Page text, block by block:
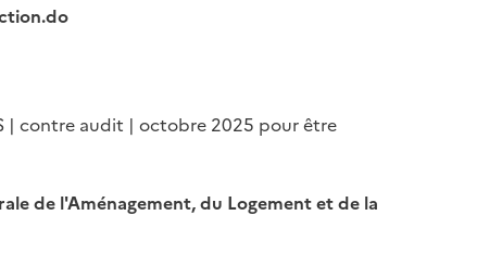
| contre audit | octobre 2025 pour être
de l'Aménagement, du Logement et de la